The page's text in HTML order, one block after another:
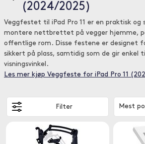
(2024/2025)
Veggfestet til iPad Pro 11 er en praktisk og
montere nettbrettet på vegger hjemme,
offentlige rom. Disse festene er designet
sikkert på plass, samtidig som de gir enkel
visningsvinkel.
Les mer kjøp Veggfeste for iPad Pro 11
Filter